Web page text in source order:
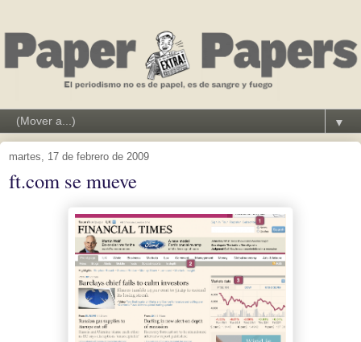
▼
martes, 17 de febrero de 2009
ft.com se mueve